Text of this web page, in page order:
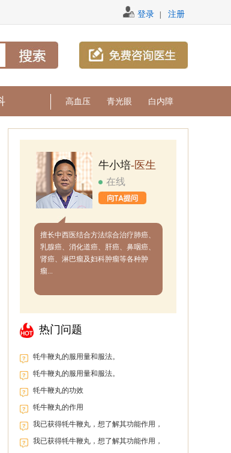
登录 注册
高血压 青光眼 白内障
牛小培-医生
在线
擅长中西医结合方法综合治疗肺癌、
乳腺癌、消化道癌、肝癌、鼻咽癌、
肾癌、淋巴瘤及妇科肿瘤等各种肿
瘤...
热门问题
牦牛鞭丸的服用量和服法。
牦牛鞭丸的服用量和服法。
牦牛鞭丸的功效
牦牛鞭丸的作用
我已获得牦牛鞭丸，想了解其功能作用，
以便盲目服用。
我已获得牦牛鞭丸，想了解其功能作用，